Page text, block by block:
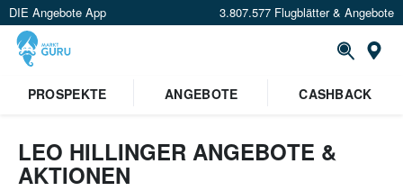
DIE Angebote App 3.807.577 Flugblätter & Angebote
PROSPEKTE ANGEBOTE CASHBACK
LEO HILLINGER ANGEBOTE &
AKTIONEN